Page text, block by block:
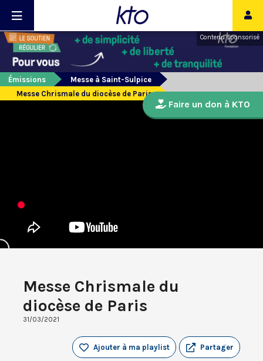
Contenu sponsorisé
Émissions
Messe à Saint-Sulpice
Messe Chrismale du diocèse de Paris
Messe Chrismale du
diocèse de Paris
31/03/2021
Partager
Ajouter à ma playlist
Faire un don à KTO